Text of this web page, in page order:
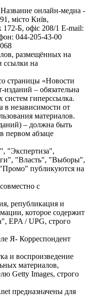
онлайн-медиа -
місто Київ,
Б, офіс 208/1 E-mail:
044-205-43-00
размещённых на
ссылки на
страницы «Новости
– обязательна
систем гиперссылка.
независимости от
материалов.
– должна быть
первом абзаце
"Экспертиза",
"Власть", "Выборы",
публикуются на
с
републикация и
которое содержит
EPA / UPG, строго
Я- Корреспондент
и воспроизведение
материалов,
Getty Images, строго
предназначены для